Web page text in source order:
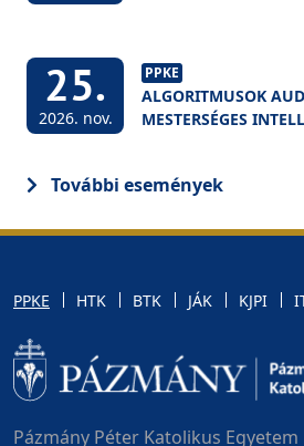
25.
2026. nov.
PPKE
ALGORITMUSOK
MESTERSÉGES
További események
PPKE HTK BTK JÁK KJPI
Pázmány Péter Katolikus Egyetem